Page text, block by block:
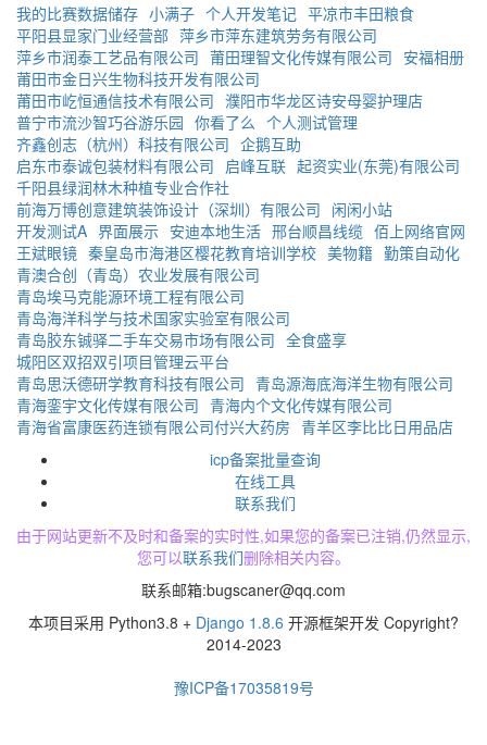
我的比赛数据储存 小满子 个人开发笔记 平凉市丰田粮食
平阳县显家门业经营部 萍乡市萍东建筑劳务有限公司
萍乡市润泰工艺品有限公司 莆田理智文化传媒有限公司 安福相册
莆田市金日兴生物科技开发有限公司
莆田市屹恒通信技术有限公司 濮阳市华龙区诗安母婴护理店
普宁市流沙智巧谷游乐园 你看了么 个人测试管理
齐鑫创志（杭州）科技有限公司 企鹅互助
启东市泰诚包装材料有限公司 启峰互联 起资实业(东莞)有限公司
千阳县绿润林木种植专业合作社
前海万博创意建筑装饰设计（深圳）有限公司 闲闲小站
开发测试A 界面展示 安迪本地生活 邢台顺昌线缆 佰上网络官网
王斌眼镜 秦皇岛市海港区樱花教育培训学校 美物籍 勤策自动化
青澳合创（青岛）农业发展有限公司
青岛埃马克能源环境工程有限公司
青岛海洋科学与技术国家实验室有限公司
青岛胶东铖驿二手车交易市场有限公司 全食盛享
城阳区双招双引项目管理云平台
青岛思沃德研学教育科技有限公司 青岛源海底海洋生物有限公司
青海銮宇文化传媒有限公司 青海内个文化传媒有限公司
青海省富康医药连锁有限公司付兴大药房 青羊区李比比日用品店
icp备案批量查询
在线工具
联系我们
由于网站更新不及时和备案的实时性,如果您的备案已注销,仍然显示,
您可以联系我们删除相关内容。
联系邮箱:bugscaner@qq.com
本项目采用 Python3.8 + Django 1.8.6 开源框架开发 Copyright?
2014-2023
豫ICP备17035819号